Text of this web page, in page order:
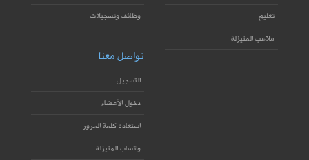
تعليم
ملاعب المنيزلة
وظائف وتسجيلات
تواصل معنا
التسجيل
دخول الأعضاء
استعادة كلمة المرور
واتساب المنيزلة